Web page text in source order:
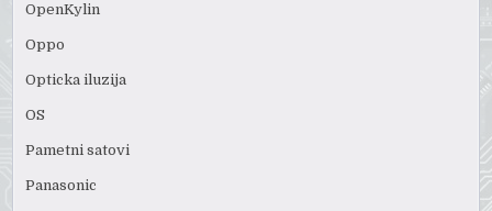
OpenKylin
Oppo
Opticka iluzija
OS
Pametni satovi
Panasonic